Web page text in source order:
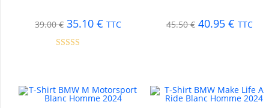
39.00€ 35.10€ TTC 45.50€ 40.95 € TTC